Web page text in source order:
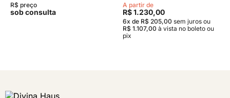
R$ preço
sob consulta
A partir de
R$ 1.230,00
6x de R$ 205,00 sem juros ou
R$ 1.107,00 à vista no boleto ou
pix